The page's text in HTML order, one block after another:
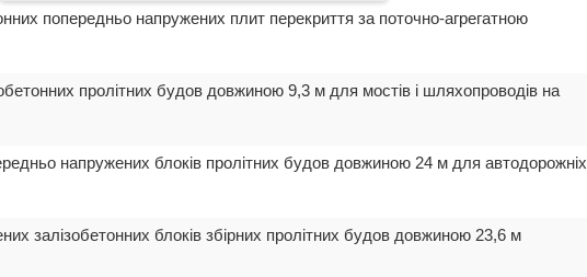
попередньо напружених плит перекриття за поточно-агрегатною
пролітних будов довжиною 9,3 м для мостів і шляхопроводів на
напружених блоків пролітних будов довжиною 24 м для автодорожніх
залізобетонних блоків збірних пролітних будов довжиною 23,6 м